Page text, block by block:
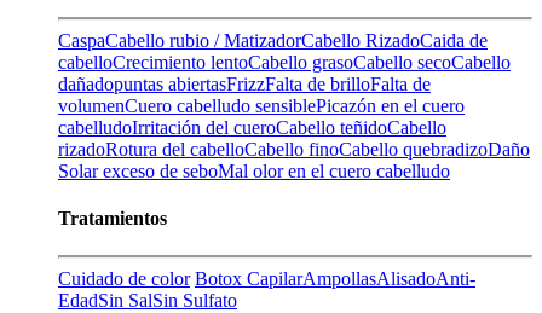
CaspaCabello rubio / MatizadorCabello RizadoCaida de
cabelloCrecimiento lentoCabello grasoCabello secoCabello
dañadopuntas abiertasFrizzFalta de brilloFalta de
volumenCuero cabelludo sensiblePicazón en el cuero
cabelludoIrritación del cueroCabello teñidoCabello
rizadoRotura del cabelloCabello finoCabello quebradizoDaño
Solarexceso de seboMal olor en el cuero cabelludo
Tratamientos
Cuidado de color Botox CapilarAmpollasAlisadoAnti-
EdadSin SalSin Sulfato